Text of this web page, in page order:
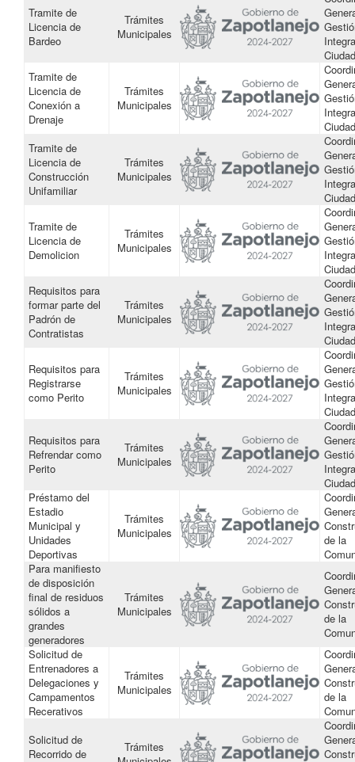
Tramite de
Licencia de
Bardeo
Trámites
Municipales
Ciudad
Tramite de
Licencia de
Conexión a
Drenaje
Trámites
Municipales
Ciudad
Tramite de
Licencia de
Construcción
Unifamiliar
Trámites
Municipales
Ciudad
Tramite de
Licencia de
Demolicion
Trámites
Municipales
Ciudad
Requisitos para
formar parte del
Padrón de
Contratistas
Trámites
Municipales
Ciudad
Requisitos para
Registrarse
como Perito
Trámites
Municipales
Ciudad
Requisitos para
Refrendar como
Perito
Trámites
Municipales
Ciudad
Préstamo del
Estadio
Municipal y
Unidades
Deportivas
Trámites
Municipales
de la
Para manifiesto
de disposición
final de residuos
sólidos a
grandes
generadores
Trámites
Municipales
de la
Solicitud de
Entrenadores a
Delegaciones y
Campamentos
Recerativos
Trámites
Municipales
de la
Solicitud de
Recorrido de
Trámites